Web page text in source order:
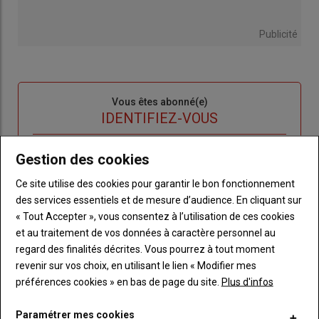
Publicité
Vous êtes abonné(e)
IDENTIFIEZ-VOUS
Body
Connectez-vous à votre compte pour profiter
Lien
"Créer
un
nouveau
compte"
Créer un nouveau compte
Lien
"Réinitialiser
votre
mot
de
Réinitialiser votre mot de passe
Lien
"Je
me
Je me connecte
Gestion des cookies
Ce site utilise des cookies pour garantir le bon fonctionnement
des services essentiels et de mesure d’audience. En cliquant sur
« Tout Accepter », vous consentez à l’utilisation de ces cookies
et au traitement de vos données à caractère personnel au
regard des finalités décrites. Vous pourrez à tout moment
revenir sur vos choix, en utilisant le lien « Modifier mes
préférences cookies » en bas de page du site. Plus d'infos
Paramétrer mes cookies